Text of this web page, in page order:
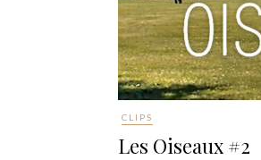
CLIPS
Les Oiseaux #2